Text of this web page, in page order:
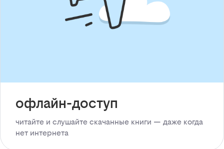
офлайн-доступ
читайте и слушайте скачанные книги — даже когда
нет интернета